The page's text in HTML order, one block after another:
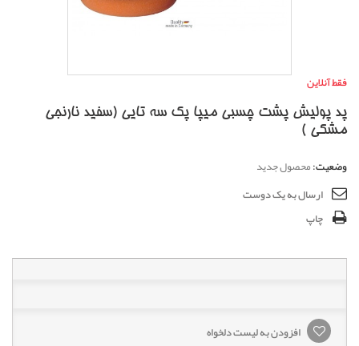
فقط آنلاین
پد پولیش پشت چسبی میپا پک سه تایی (سفید نارنجی
مشکی )
وضعیت:محصول جدید
ارسال به یک دوست
چاپ
افزودن به لیست دلخواه